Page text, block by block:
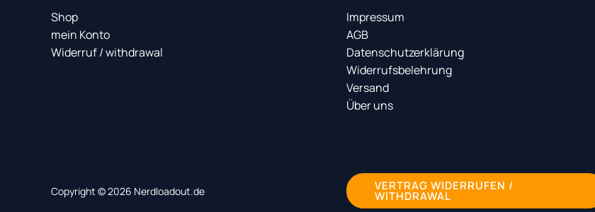
Shop
mein Konto
Widerruf / withdrawal
Impressum
AGB
Datenschutzerklärung
Widerrufsbelehrung
Versand
Über uns
Copyright © 2026 Nerdloadout.de VERTRAG WIDERRUFEN /
WITHDRAWAL